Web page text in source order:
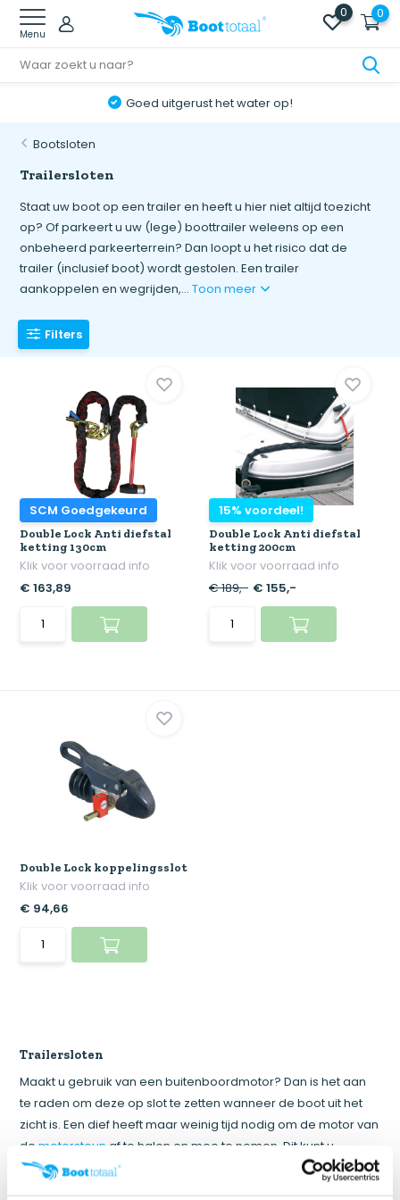
Menu
0 0
Goed uitgerust het water op!
Bootsloten
Trailersloten
Staat uw boot op een trailer en heeft u hier niet altijd toezicht
op? Of parkeert u uw (lege) boottrailer weleens op een
onbeheerd parkeerterrein? Dan loopt u het risico dat de
trailer (inclusief boot) wordt gestolen. Een trailer
aankoppelen en wegrijden,...Toon meer
Filters
SCM Goedgekeurd
Double Lock Anti diefstal
ketting 130cm
Klik voor voorraad info
€ 163,89
15% voordeel!
Double Lock Anti diefstal
ketting 200cm
Klik voor voorraad info
€ 189,- € 155,-
Double Lock koppelingsslot
Klik voor voorraad info
€ 94,66
Trailersloten
Maakt u gebruik van een buitenboordmotor? Dan is het aan
te raden om deze op slot te zetten wanneer de boot uit het
zicht is. Een dief heeft maar weinig tijd nodig om de motor van
demotorsteun af te halen en mee te nemen. Dit kunt u
eenvoudig voorkomen door een goed buitenboordmotorslot